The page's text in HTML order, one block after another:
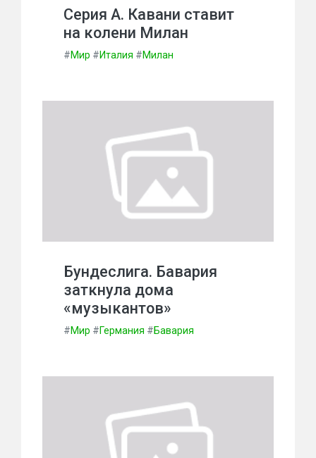
Серия А. Кавани ставит
на колени Милан
#Мир #Италия #Милан
Бундеслига. Бавария
заткнула дома
«музыкантов»
#Мир #Германия #Бавария